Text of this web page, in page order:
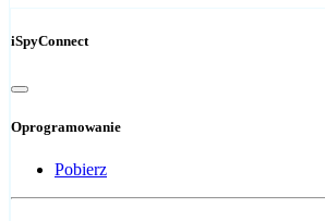
iSpyConnect
Oprogramowanie
Pobierz